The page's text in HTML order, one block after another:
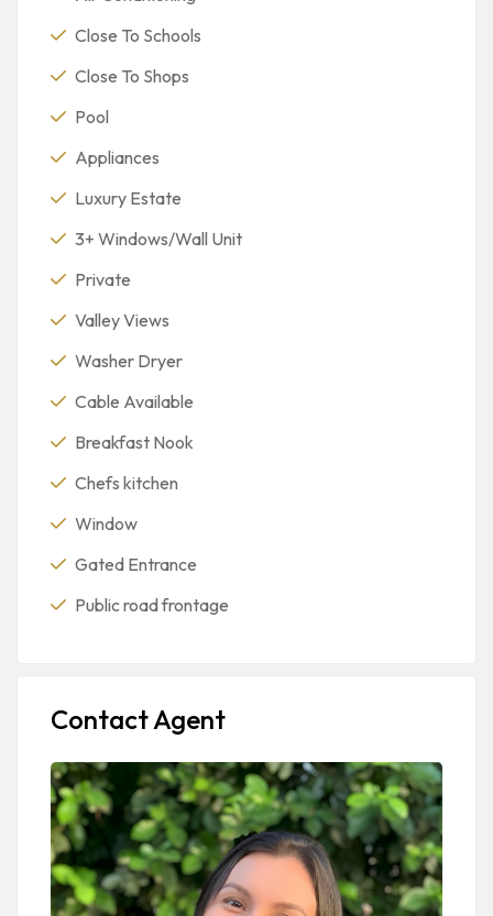
Close To Schools
Close To Shops
Pool
Appliances
Luxury Estate
3+ Windows/Wall Unit
Private
Valley Views
Washer Dryer
Cable Available
Breakfast Nook
Chefs kitchen
Window
Gated Entrance
Public road frontage
Contact Agent